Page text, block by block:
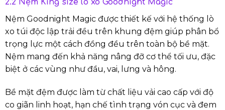
2.2 Nệm King size lò xo Goodnight Magic
Nệm Goodnight Magic được thiết kế với hệ thống lò
xo túi độc lập trải đều trên khung đệm giúp phân bổ
trọng lực một cách đồng đều trên toàn bộ bề mặt.
Nệm mang đến khả năng nâng đỡ cơ thể tối ưu, đặc
biệt ở các vùng như đầu, vai, lưng và hông.
Bề mặt đệm được làm từ chất liệu vải cao cấp với độ
co giãn linh hoạt, hạn chế tình trạng vón cục và đem